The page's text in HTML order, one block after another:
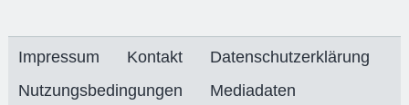
Impressum Kontakt
Datenschutzerklärung
Nutzungsbedingungen
Mediadaten